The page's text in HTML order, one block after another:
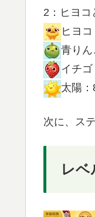
2：ヒヨコ
ヒヨコ
青りん
イチゴ
太陽：
次に、ス
レベ